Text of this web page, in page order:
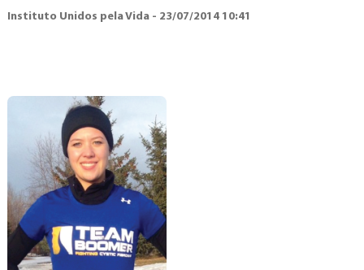
Instituto Unidos pela Vida - 23/07/2014 10:41